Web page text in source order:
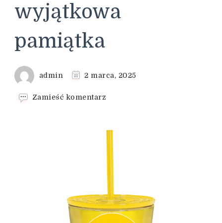
wyjątkowa
pamiątka
admin 2 marca, 2025
Zamieść komentarz
dla
dzieci
jako
wyjątkowa
pamiątka